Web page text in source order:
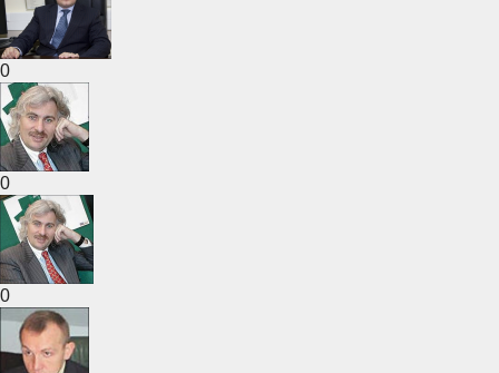
0
0
0